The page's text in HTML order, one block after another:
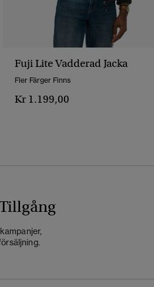
Fuji Lite Vadderad Jacka
Fler Färger Finns
Kr 1.199,00